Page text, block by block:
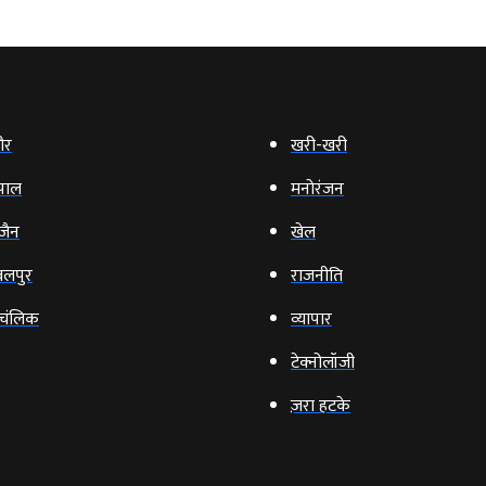
खरी-खरी
मनोरंजन
खेल
राजनीति
व्‍यापार
टेक्‍नोलॉजी
ज़रा हटके